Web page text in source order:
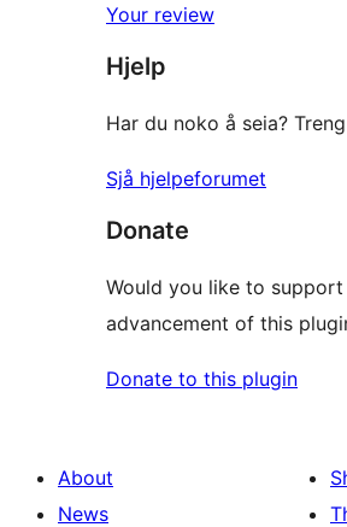
Your review
Hjelp
Har du noko å seia?
Sjå hjelpeforumet
Donate
Would you like to
advancement of this
Donate to this plugin
About
News